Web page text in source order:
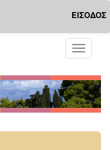
ΕΙΣΟΔΟΣ
Toggle